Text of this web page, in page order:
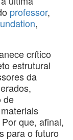
professor,
,
crítico
estrutural
da
de
que, afinal,
para o futuro